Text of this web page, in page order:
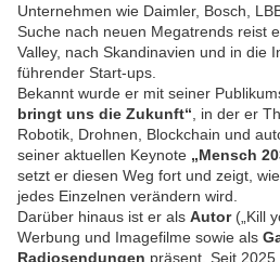
Unternehmen wie Daimler, Bosch,
Suche nach neuen Megatrends reist
Valley, nach Skandinavien und in die
führender Start-ups.
Bekannt wurde er mit seiner
bringt uns die Zukunft“ , in der er
Robotik, Drohnen, Blockchain und
seiner aktuellen Keynote „Mensch
setzt er diesen Weg fort und zeigt,
jedes Einzelnen verändern wird.
Darüber hinaus ist er als Autor(„Kill
Werbung und Imagefilme sowie als
Radiosendungen präsent. Seit